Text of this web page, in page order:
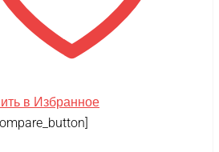
в Избранное